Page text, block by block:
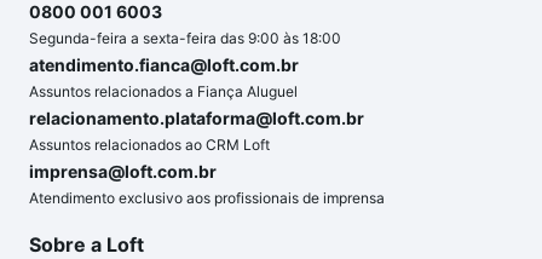
0800 001 6003
Segunda-feira a sexta-feira das 9:00 às 18:00
atendimento.fianca@loft.com.br
Assuntos relacionados a Fiança Aluguel
relacionamento.plataforma@loft.com.br
Assuntos relacionados ao CRM Loft
imprensa@loft.com.br
Atendimento exclusivo aos profissionais de imprensa
Sobre a Loft